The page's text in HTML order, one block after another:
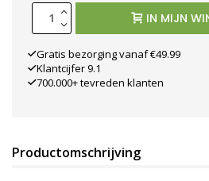
IN MIJN
Gratis bezorging vanaf €49.99
Klantcijfer 9.1
700.000+ tevreden klanten
Productomschrijving